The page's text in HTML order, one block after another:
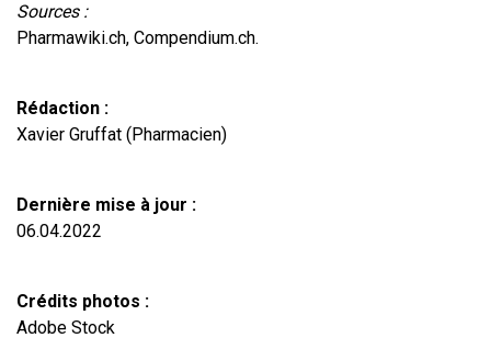
Sources :
Pharmawiki.ch, Compendium.ch.
Rédaction :
Xavier Gruffat (Pharmacien)
Dernière mise à jour :
06.04.2022
Crédits photos :
Adobe Stock